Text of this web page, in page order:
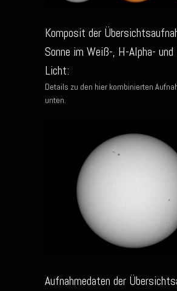
Komposit der
Sonne im Weiß-, H-Alpha-
Licht:
Details zu den hier kombinierten
unten.
Aufnahmedaten der